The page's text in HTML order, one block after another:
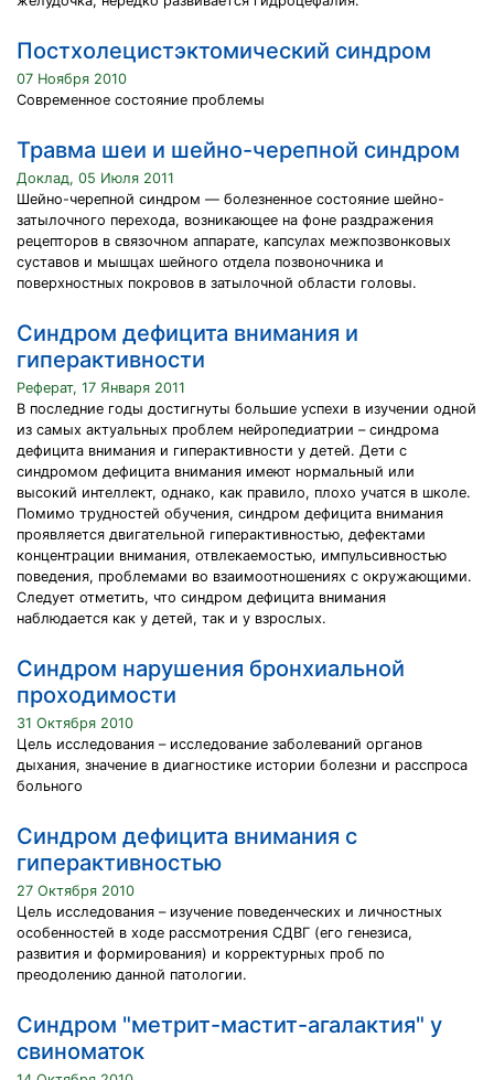
Постхолецистэктомический синдром
07 Ноября 2010
Современное состояние проблемы
Травма шеи и шейно-черепной синдром
Доклад, 05 Июля 2011
Шейно-черепной синдром — болезненное состояние шейно-
затылочного перехода, возникающее на фоне раздражения
рецепторов в связочном аппарате, капсулах межпозвонковых
суставов и мышцах шейного отдела позвоночника и
поверхностных покровов в затылочной области головы.
Синдром дефицита внимания и
гиперактивности
Реферат, 17 Января 2011
В последние годы достигнуты большие успехи в изучении одной
из самых актуальных проблем нейропедиатрии – синдрома
дефицита внимания и гиперактивности у детей. Дети с
синдромом дефицита внимания имеют нормальный или
высокий интеллект, однако, как правило, плохо учатся в школе.
Помимо трудностей обучения, синдром дефицита внимания
проявляется двигательной гиперактивностью, дефектами
концентрации внимания, отвлекаемостью, импульсивностью
поведения, проблемами во взаимоотношениях с окружающими.
Следует отметить, что синдром дефицита внимания
наблюдается как у детей, так и у взрослых.
Синдром нарушения бронхиальной
проходимости
31 Октября 2010
Цель исследования – исследование заболеваний органов
дыхания, значение в диагностике истории болезни и расспроса
больного
Синдром дефицита внимания с
гиперактивностью
27 Октября 2010
Цель исследования – изучение поведенческих и личностных
особенностей в ходе рассмотрения СДВГ (его генезиса,
развития и формирования) и корректурных проб по
преодолению данной патологии.
Синдром "метрит-мастит-агалактия" у
свиноматок